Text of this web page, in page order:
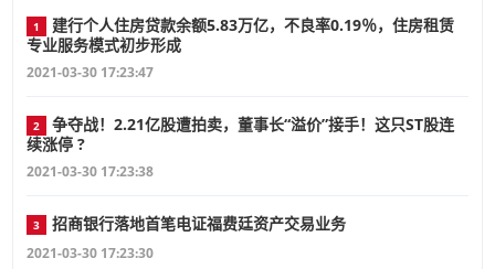
1
建行个人住房贷款余额5.83万亿，不良率0.19％，住房租赁
专业服务模式初步形成
2021-03-30 17:23:47
2
争夺战！2.21亿股遭拍卖，董事长“溢价”接手！这只ST股连
续涨停 ?
2021-03-30 17:23:38
3 招商银行落地首笔电证福费廷资产交易业务
2021-03-30 17:23:30